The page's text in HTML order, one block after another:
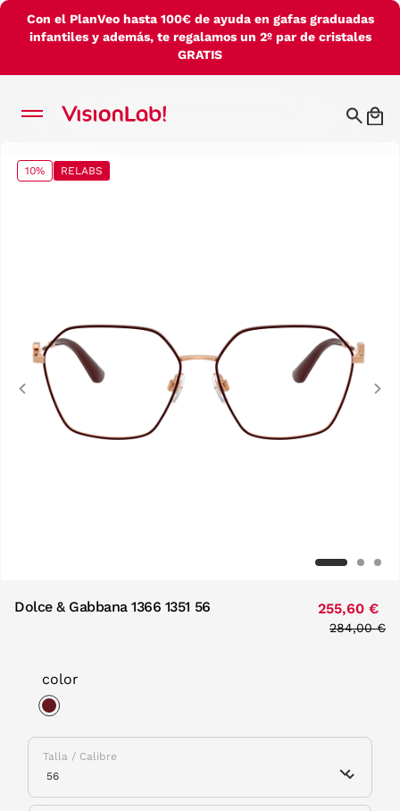
Con el PlanVeo hasta 100€ de ayuda en gafas graduadas
infantiles y además, te regalamos un 2º par de cristales
GRATIS
10% RELABS
Previous
Dolce & Gabbana 1366 1351 56 255,60 €
Price
284,00 €
color
Talla / Calibre